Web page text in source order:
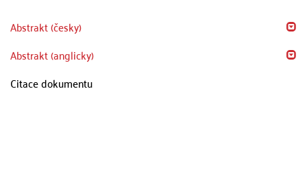
Abstrakt (česky)
Abstrakt (anglicky)
Citace dokumentu